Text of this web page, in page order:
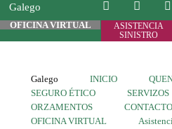
Galego
OFICINA VIRTUAL
ASISTENCIA
SINISTRO
Galego INICIO
SEGURO ÉTICO
SERVIZOS
ORZAMENTOS
CONTACTO
OFICINA VIRTUAL